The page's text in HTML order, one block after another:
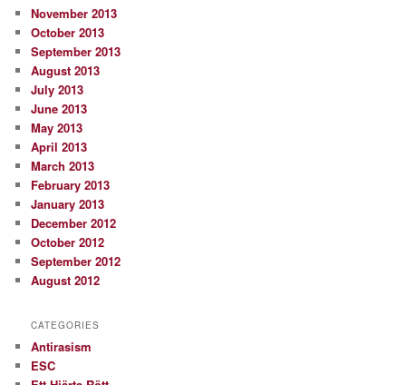
November 2013
October 2013
September 2013
August 2013
July 2013
June 2013
May 2013
April 2013
March 2013
February 2013
January 2013
December 2012
October 2012
September 2012
August 2012
CATEGORIES
Antirasism
ESC